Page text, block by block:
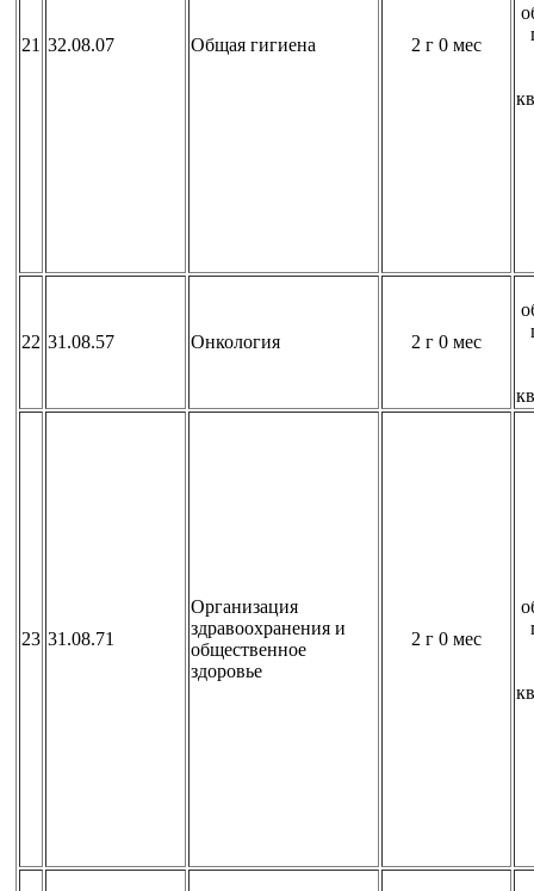
21 32.08.07 Общая гигиена 2 г 0 мес
22 31.08.57 Онкология 2 г 0 мес
23 31.08.71
Организация
здравоохранения и
общественное
здоровье
2 г 0 мес